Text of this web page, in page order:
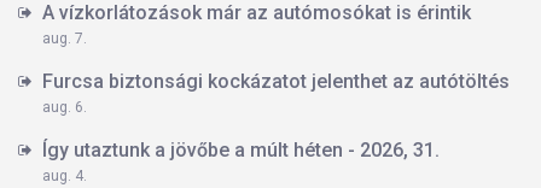
A vízkorlátozások már az autómosókat is érintik
aug. 7.
Furcsa biztonsági kockázatot jelenthet az autótöltés
aug. 6.
Így utaztunk a jövőbe a múlt héten - 2026, 31.
aug. 4.